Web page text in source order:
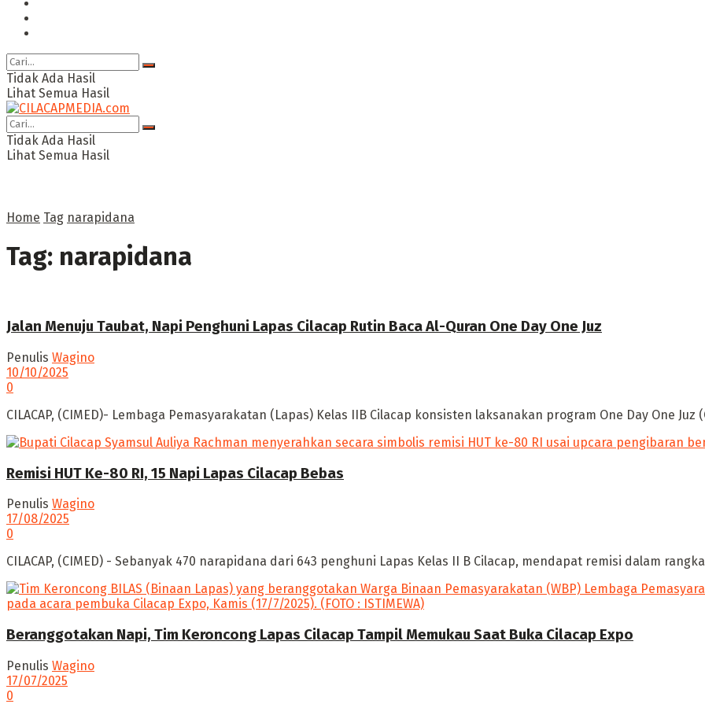
Tidak Ada Hasil
Lihat Semua Hasil
Tidak Ada Hasil
Lihat Semua Hasil
Home Tag narapidana
Tag: narapidana
Jalan Menuju Taubat, ‎Napi Penghuni Lapas Cilacap Rutin Baca Al-Quran One Day One Juz
Penulis Wagino
10/10/2025
0
CILACAP, (CIMED)- Lembaga Pemasyarakatan (Lapas) Kelas IIB Cilacap konsisten laksanakan program One Day One
Remisi HUT Ke-80 RI, 15 Napi Lapas Cilacap Bebas
Penulis Wagino
17/08/2025
0
CILACAP, (CIMED) - Sebanyak 470 narapidana dari 643 penghuni Lapas Kelas II B Cilacap, mendapat remisi dalam
Beranggotakan Napi, Tim Keroncong Lapas Cilacap Tampil Memukau Saat Buka Cilacap Expo
Penulis Wagino
17/07/2025
0